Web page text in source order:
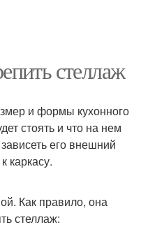
стеллаж
и формы кухонного
стоять и что на нем
его внешний
каркасу.
Как правило, она
стеллаж: